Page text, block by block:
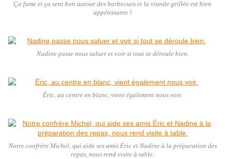
Ça fume et ça sent bon autour des barbecues et la viande grillée est bien
appétissante !
Nadine passe nous saluer et voir si tout se déroule bien.
Éric, au centre en blanc, vient également nous voir.
Notre confrère Michel, qui aide ses amis Éric et Nadine à la préparation des
repas, nous rend visite à table.